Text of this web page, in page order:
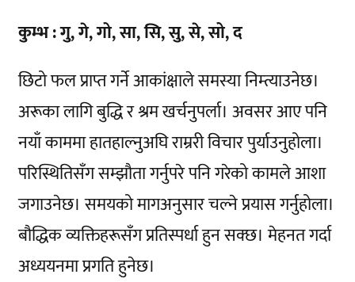
कुम्भ : गु, गे, गो, सा, सि, सु, से, सो, द
छिटो फल प्राप्त गर्ने आकांक्षाले समस्या निम्त्याउनेछ।
अरूका लागि बुद्धि र श्रम खर्चनुपर्ला। अवसर आए पनि
नयाँ काममा हातहाल्नुअघि राम्ररी विचार पुर्याउनुहोला।
परिस्थितिसँग सम्झौता गर्नुपरे पनि गरेको कामले आशा
जगाउनेछ। समयको मागअनुसार चल्ने प्रयास गर्नुहोला।
बौद्धिक व्यक्तिहरूसँग प्रतिस्पर्धा हुन सक्छ। मेहनत गर्दा
अध्ययनमा प्रगति हुनेछ।